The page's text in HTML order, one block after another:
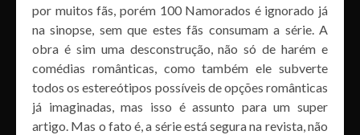
por muitos fãs, porém 100 Namorados é ignorado já
na sinopse, sem que estes fãs consumam a série. A
obra é sim uma desconstrução, não só de harém e
comédias românticas, como também ele subverte
todos os estereótipos possíveis de opções românticas
já imaginadas, mas isso é assunto para um super
artigo. Mas o fato é, a série está segura na revista, não